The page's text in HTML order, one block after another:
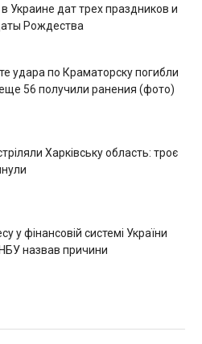
Украине дат трех праздников и
Рождества
удара по Краматорску погибли
56 получили ранения (фото)
Харківську область: троє
у фінансовій системі України
НБУ назвав причини